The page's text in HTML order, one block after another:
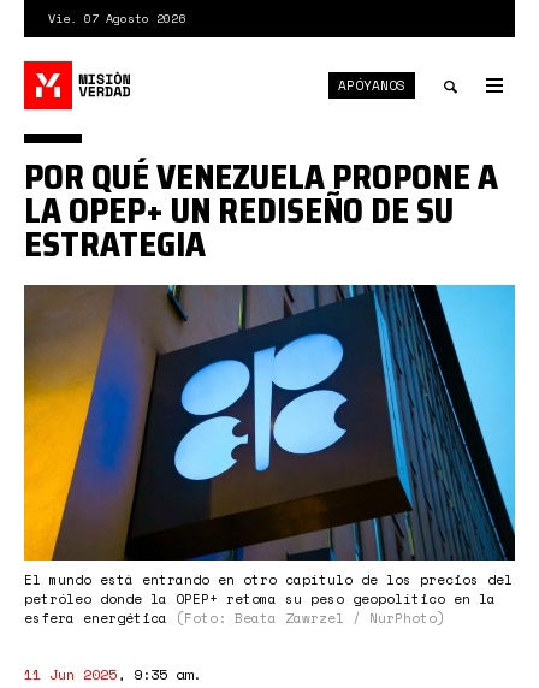
contenido
principal
Vie. 07 Agosto 2026
search
APÓYANOS
opep+.jpg
El mundo está entrando en otro capítulo de los precios del
petróleo donde la OPEP+ retoma su peso geopolítico en la
esfera energética
(Foto: Beata Zawrzel / NurPhoto)
POR QUÉ VENEZUELA PROPONE A
LA OPEP+ UN REDISEÑO DE SU
ESTRATEGIA
11 Jun 2025, 9:35 am.